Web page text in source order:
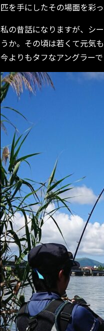
匹を手にしたその場面を彩っ
私の昔話になりますが、シ
うか。その頃は若くて元気
今よりもタフなアングラーで